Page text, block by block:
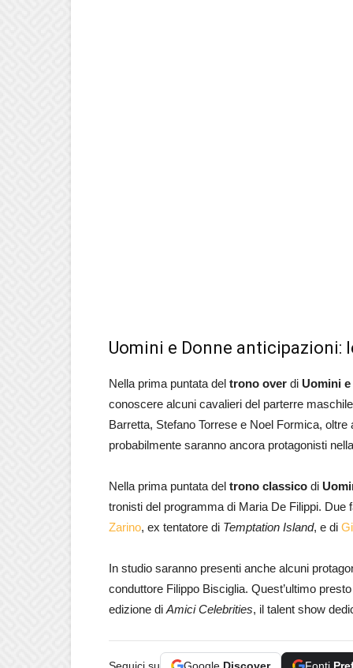
Uomini e Donne anticipazioni:
Nella prima puntata del trono over di Uomini
conoscere alcuni cavalieri del parterre
Barretta, Stefano Torrese e Noel Formica,
probabilmente saranno ancora protagonisti
Nella prima puntata del trono classico di
tronisti del programma di Maria De Filippi.
Zarino, ex tentatore di Temptation Island, e di
In studio saranno presenti anche alcuni
conduttore Filippo Bisciglia. Quest’ultimo
edizione di Amici Celebrities, il talent show
Seguici su Google Discover Fonti